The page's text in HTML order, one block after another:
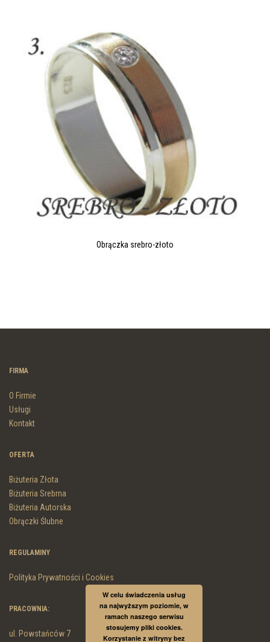
Obrączka srebro-złoto
FIRMA
O Firmie
Usługi
Kontakt
OFERTA
Biżuteria Złota
Biżuteria Srebrna
Biżuteria Autorska
Obrączki Ślubne
REGULAMINY
Polityka Prywatności i Cookies
PRACOWNIA:
ul. Powstańców 7
W celu świadczenia usług
na najwyższym poziomie, w
ramach naszego serwisu
stosujemy pliki cookies.
Korzystanie z witryny bez